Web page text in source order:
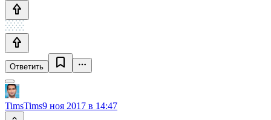
Ответить
TimsTims9 ноя 2017 в 14:47